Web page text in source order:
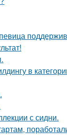
в
с сидни.